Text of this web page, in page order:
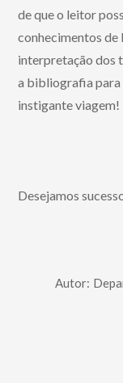
de que o leitor
conhecimentos de
interpretação dos
a bibliografia para
instigante viagem!
Desejamos
Autor: